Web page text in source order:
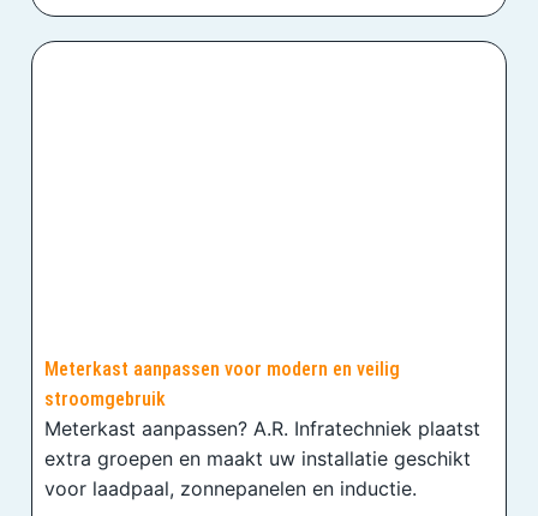
Meterkast aanpassen voor modern en veilig
stroomgebruik
Meterkast aanpassen? A.R. Infratechniek plaatst
extra groepen en maakt uw installatie geschikt
voor laadpaal, zonnepanelen en inductie.